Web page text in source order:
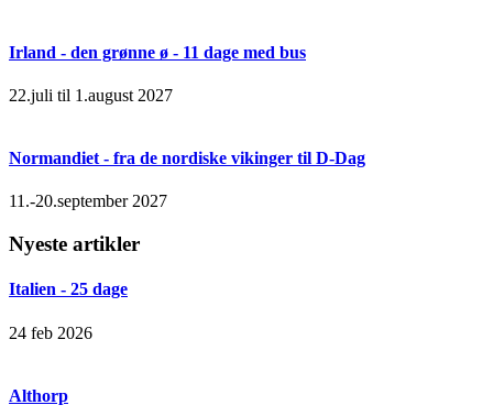
Irland - den grønne ø - 11 dage med bus
22.juli til 1.august 2027
Normandiet - fra de nordiske vikinger til D-Dag
11.-20.september 2027
Nyeste artikler
Italien - 25 dage
24 feb 2026
Althorp